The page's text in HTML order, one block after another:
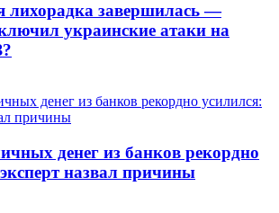
лихорадка завершилась —
украинские атаки на
денег из банков рекордно
назвал причины